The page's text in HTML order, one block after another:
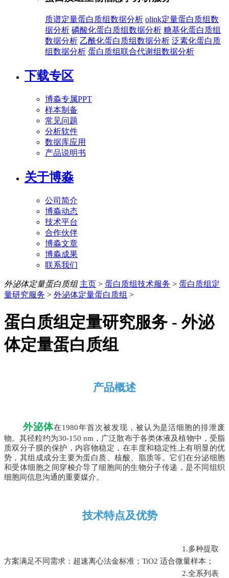
质谱定量蛋白质组数据分析 olink定量蛋白质组数
据分析 磷酸化蛋白质组数据分析 糖基化蛋白质组
数据分析 乙酰化蛋白质组数据分析 泛素化蛋白质
组数据分析 蛋白质组联合代谢组数据分析
下载专区
博淼专属PPT
样本制备
常见问题
分析软件
数据库应用
产品说明书
关于博淼
公司简介
博淼动态
技术平台
合作伙伴
博淼文章
博淼成果
联系我们
外泌体定量蛋白质组 主页 > 蛋白质组技术服务 > 蛋白质组定
量研究服务 > 外泌体定量蛋白质组 >
蛋白质组定量研究服务 -外泌
体定量蛋白质组
产品概述
外泌体在1980年首次被发现，被认为是活细胞的排泄废
物。其径粒约为30-150 nm，广泛散布于各类体液及植物中，受脂
质双分子膜的保护，内容物稳定，在丰度和稳定性上有明显的优
势，其组成成分主要为蛋白质、核酸、脂质等。它们在分泌细胞
和受体细胞之间穿梭介导了细胞间的生物分子传递，是不同组织
细胞间信息沟通的重要媒介。
技术特点及优势
1.多种提取
方案满足不同需求： 超速离心法金标准； TiO2 适合微量样本；
2.全系列表